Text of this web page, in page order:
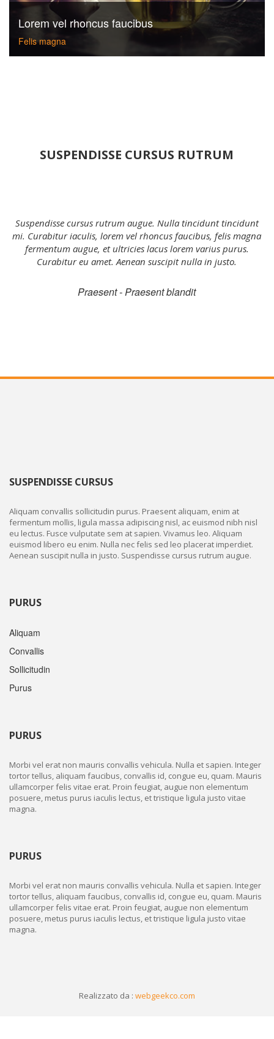
Lorem vel rhoncus faucibus
Felis magna
SUSPENDISSE CURSUS RUTRUM
Suspendisse cursus rutrum augue. Nulla tincidunt tincidunt
mi. Curabitur iaculis, lorem vel rhoncus faucibus, felis magna
fermentum augue, et ultricies lacus lorem varius purus.
Curabitur eu amet. Aenean suscipit nulla in justo.
Praesent - Praesent blandit
SUSPENDISSE CURSUS
Aliquam convallis sollicitudin purus. Praesent aliquam, enim at
fermentum mollis, ligula massa adipiscing nisl, ac euismod nibh nisl
eu lectus. Fusce vulputate sem at sapien. Vivamus leo. Aliquam
euismod libero eu enim. Nulla nec felis sed leo placerat imperdiet.
Aenean suscipit nulla in justo. Suspendisse cursus rutrum augue.
PURUS
Aliquam
Convallis
Sollicitudin
Purus
PURUS
Morbi vel erat non mauris convallis vehicula. Nulla et sapien. Integer
tortor tellus, aliquam faucibus, convallis id, congue eu, quam. Mauris
ullamcorper felis vitae erat. Proin feugiat, augue non elementum
posuere, metus purus iaculis lectus, et tristique ligula justo vitae
magna.
PURUS
Morbi vel erat non mauris convallis vehicula. Nulla et sapien. Integer
tortor tellus, aliquam faucibus, convallis id, congue eu, quam. Mauris
ullamcorper felis vitae erat. Proin feugiat, augue non elementum
posuere, metus purus iaculis lectus, et tristique ligula justo vitae
magna.
Realizzato da : webgeekco.com